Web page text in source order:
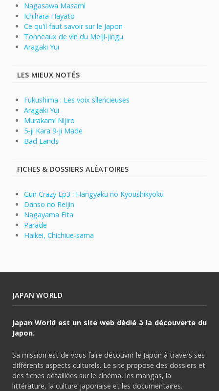
Nagasawa Masami
Ichihara Hayato
Ce qu'il faut savoir sur le Japon
Tonneaux de vin du Meiji-jingu
Aragaki Yui
LES MIEUX NOTÉS
Fukushima : Les voix silencieuses
Aragaki Yui
Murakami Nijiro
5-ji Kara 9-ji Made
Bad Lands
FICHES & DOSSIERS ALÉATOIRES
Gun Crazy Ep3 : Hangyaku no Kyoushikyoku
Danso no Reijin
Nagayama Eita
Parade
Haikei, Chichiue-sama
JAPAN WORLD
Japan World est un site web dédié à la découverte du
Japon.
Sa mission est de vous faire découvrir le Japon à travers ses
différents aspects culturels. Le site propose des dossiers et
des fiches détaillées sur le cinéma, les mangas, la
littérature, la culture japonaise et les documentaires.